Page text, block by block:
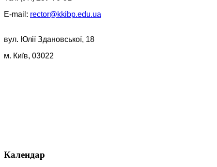
E-mail: rector@kkibp.edu.ua
вул. Юлії Здановської, 18
м. Київ, 03022
Календар